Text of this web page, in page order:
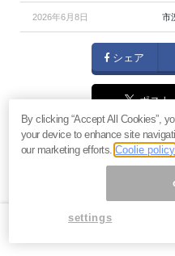
2026年6月8日 市
シェア
ポスト
マネーボイス 必読の記事
急騰後に急落「パワーエッ
過去最高益「サンリオ」は
業”と“脆い統治”の同居
村田製作所なぜ株価3.8倍
By clicking “Accept All Cookies”,
your device to enhance site
our marketing efforts.Coolie policy
settings